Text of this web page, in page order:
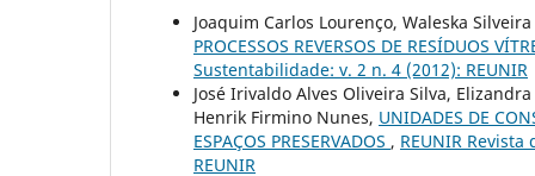
Joaquim Carlos Lourenço, Waleska
PROCESSOS REVERSOS DE RESÍDUOS
Sustentabilidade: v. 2 n. 4 (2012): REUNIR
José Irivaldo Alves Oliveira Silva,
Henrik Firmino Nunes, UNIDADES DE
ESPAÇOS PRESERVADOS , REUNIR
REUNIR